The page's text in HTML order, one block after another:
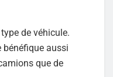
de véhicule.
bénéfique aussi
que de